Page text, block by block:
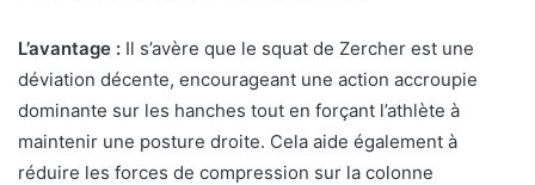
L’avantage : Il s’avère que le squat de Zercher est une
déviation décente, encourageant une action accroupie
dominante sur les hanches tout en forçant l’athlète à
maintenir une posture droite. Cela aide également à
réduire les forces de compression sur la colonne